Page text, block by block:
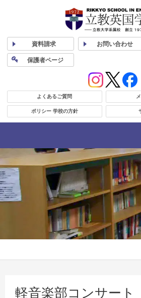
資料請求 お問い合わせ
保護者ページ
よくあるご質問
ポリシー 学校の方針
軽音楽部コンサート